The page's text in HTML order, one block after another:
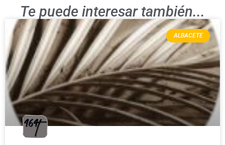
Te puede interesar también...
ALBACETE